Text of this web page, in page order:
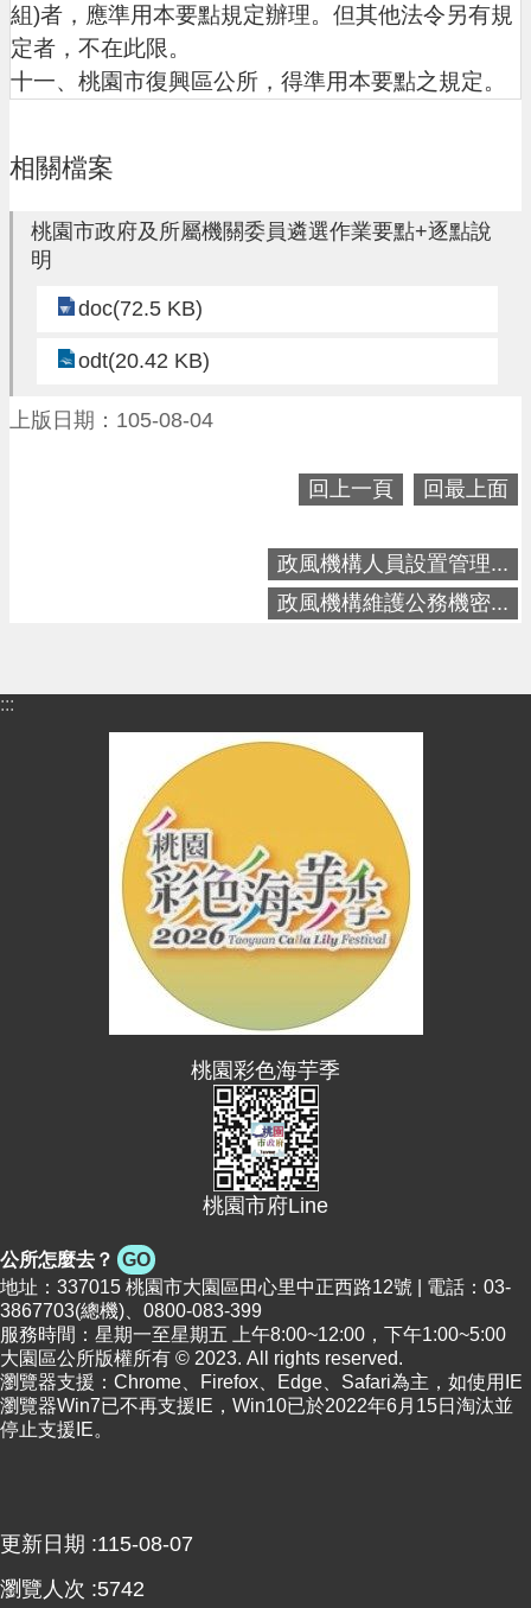
告
網
站
政
組)者，應準用本要點規定辦理。但其他法令另有規
定者，不在此限。
十一、桃園市復興區公所，得準用本要點之規定。
相關檔案
桃園市政府及所屬機關委員遴選作業要點+逐點說
明
doc(72.5 KB)
odt(20.42 KB)
上版日期：105-08-04
回上一頁 回最上面
政風機構人員設置管理...
政風機構維護公務機密...
:::
桃園彩色海芋季
桃園市府Line
公所怎麼去？ GO
地址：337015 桃園市大園區田心里中正西路12號 | 電話：03-
3867703(總機)、0800-083-399
服務時間：星期一至星期五 上午8:00~12:00，下午1:00~5:00
大園區公所版權所有 © 2023. All rights reserved.
瀏覽器支援：Chrome、Firefox、Edge、Safari為主，如使用IE
瀏覽器Win7已不再支援IE，Win10已於2022年6月15日淘汰並
停止支援IE。
更新日期 115-08-07
瀏覽人次
5742